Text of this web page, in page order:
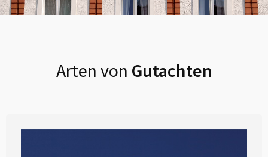
Arten von Gutachten